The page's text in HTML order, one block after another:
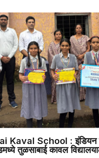
Kaval School : इंडियन
तुळसाबाई कावल